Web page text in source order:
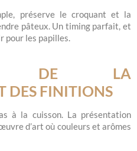
préserve le croquant et la
pâteux. Un timing parfait, et
pour les papilles.
DE LA
DES FINITIONS
à la cuisson. La présentation
d’art où couleurs et arômes